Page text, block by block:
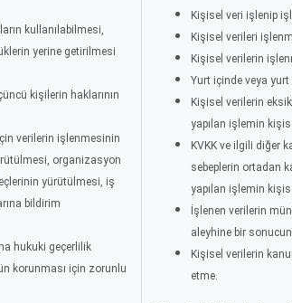
kullanılabilmesi,
yerine getirilmesi
kişilerin haklarının
verilerin işlenmesinin
organizasyon
yürütülmesi, iş
bildirim
hukuki geçerlilik
korunması için zorunlu
Kişisel veri işlenip
Kişisel verileri
Kişisel verilerin
Yurt içinde veya yurt
Kişisel verilerin
yapılan işlemin
KVKK ve ilgili diğer
sebeplerin ortadan
yapılan işlemin
İşlenen verilerin
aleyhine bir
Kişisel verilerin
etme.